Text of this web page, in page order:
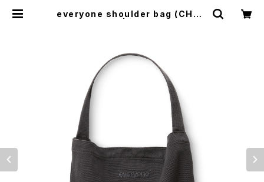
everyone shoulder bag (CHAR